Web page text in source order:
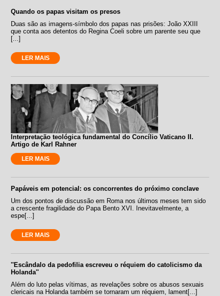
Quando os papas visitam os presos
Duas são as imagens-símbolo dos papas nas prisões: João XXIII
que conta aos detentos do Regina Coeli sobre um parente seu que
[...]
LER MAIS
Interpretação teológica fundamental do Concílio Vaticano II.
Artigo de Karl Rahner
LER MAIS
Papáveis em potencial: os concorrentes do próximo conclave
Um dos pontos de discussão em Roma nos últimos meses tem sido
a crescente fragilidade do Papa Bento XVI. Inevitavelmente, a
espe[...]
LER MAIS
''Escândalo da pedofilia escreveu o réquiem do catolicismo da
Holanda''
Além do luto pelas vítimas, as revelações sobre os abusos sexuais
clericais na Holanda também se tornaram um réquiem, lament[...]